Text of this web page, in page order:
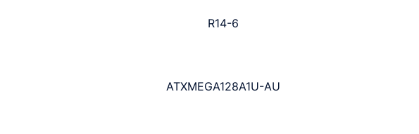
R14-6
ATXMEGA128A1U-AU